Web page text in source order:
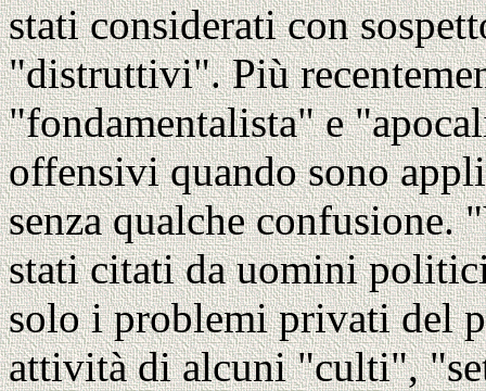
stati considerati con
"distruttivi". Più
"fondamentalista" e
offensivi quando sono
senza qualche confusione.
stati citati da uomini
solo i problemi privati del
attività di alcuni "culti",